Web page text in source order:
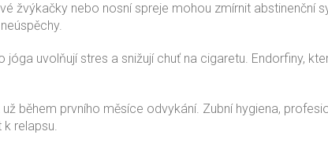
žvýkačky nebo nosní spreje mohou zmírnit abstinenční
uvolňují stres a snižují chuť na cigaretu. Endorfiny,
během prvního měsíce odvykání. Zubní hygiena,
relapsu.